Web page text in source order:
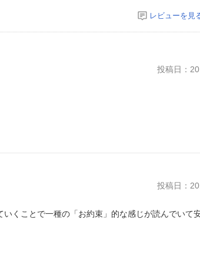
レビューを見
投稿日：
投稿日：
くことで一種の「お約束」的な感じが読んでいて